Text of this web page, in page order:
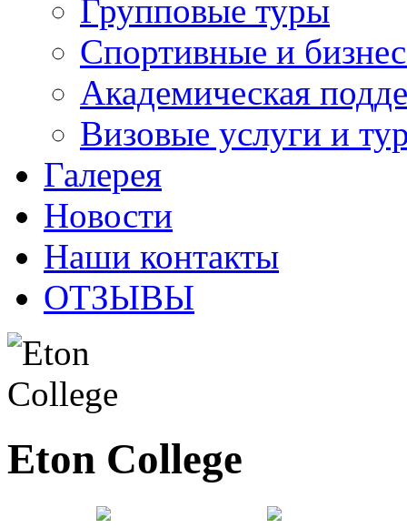
Групповые туры
Спортивные и
Академическая
Визовые услуги и
Галерея
Новости
Наши контакты
ОТЗЫВЫ
Eton College